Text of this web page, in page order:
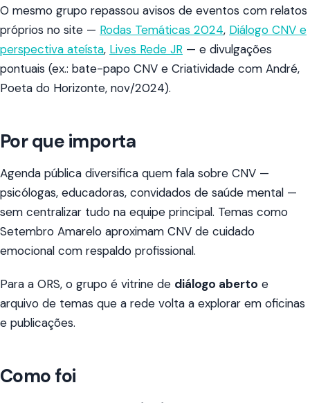
O mesmo grupo repassou avisos de eventos com relatos
próprios no site — Rodas Temáticas 2024, Diálogo CNV e
perspectiva ateísta, Lives Rede JR — e divulgações
pontuais (ex.: bate-papo CNV e Criatividade com André,
Poeta do Horizonte, nov/2024).
Por que importa
Agenda pública diversifica quem fala sobre CNV —
psicólogas, educadoras, convidados de saúde mental —
sem centralizar tudo na equipe principal. Temas como
Setembro Amarelo aproximam CNV de cuidado
emocional com respaldo profissional.
Para a ORS, o grupo é vitrine de diálogo aberto e
arquivo de temas que a rede volta a explorar em oficinas
e publicações.
Como foi